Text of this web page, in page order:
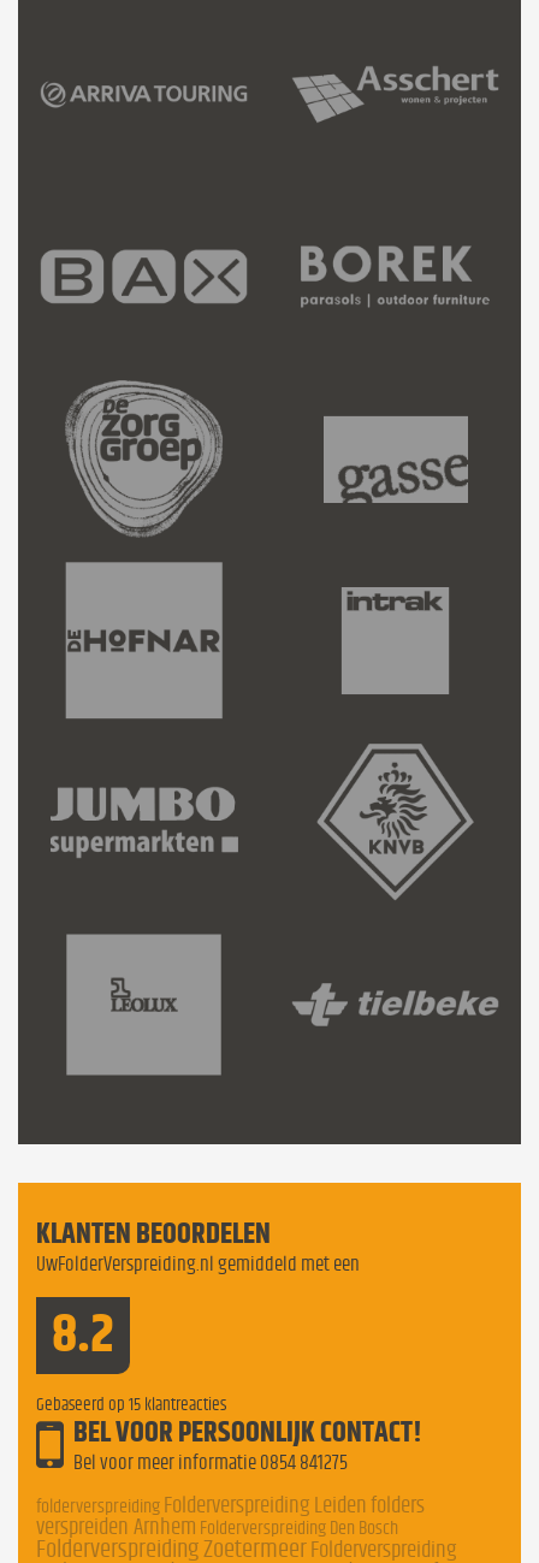
KLANTEN BEOORDELEN
UwFolderVerspreiding.nl gemiddeld met een
8.2
Gebaseerd op 15 klantreacties
BEL VOOR PERSOONLIJK CONTACT!
Bel voor meer informatie 0854 841275
folderverspreiding Folderverspreiding Leiden folders
verspreiden Arnhem Folderverspreiding Den Bosch
Folderverspreiding Zoetermeer Folderverspreiding